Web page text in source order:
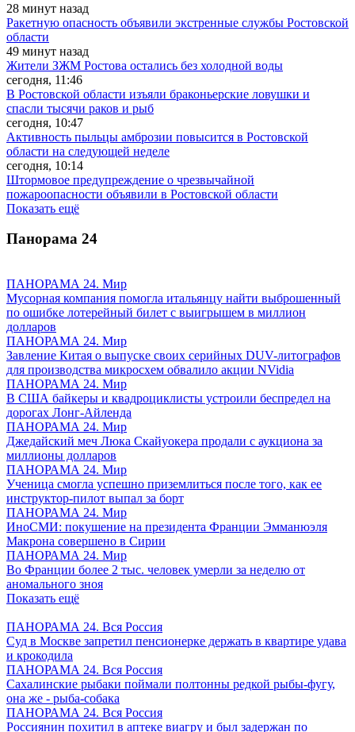
28 минут назад
Ракетную опасность объявили экстренные службы Ростовской
области
49 минут назад
Жители ЗЖМ Ростова остались без холодной воды
сегодня, 11:46
В Ростовской области изъяли браконьерские ловушки и
спасли тысячи раков и рыб
сегодня, 10:47
Активность пыльцы амброзии повысится в Ростовской
области на следующей неделе
сегодня, 10:14
Штормовое предупреждение о чрезвычайной
пожароопасности объявили в Ростовской области
Показать ещё
Панорама 24
ПАНОРАМА 24. Мир
Мусорная компания помогла итальянцу найти выброшенный
по ошибке лотерейный билет с выигрышем в миллион
долларов
ПАНОРАМА 24. Мир
Завление Китая о выпуске своих серийных DUV-литографов
для производства микросхем обвалило акции NVidia
ПАНОРАМА 24. Мир
В США байкеры и квадроциклисты устроили беспредел на
дорогах Лонг-Айленда
ПАНОРАМА 24. Мир
Джедайский меч Люка Скайуокера продали с аукциона за
миллионы долларов
ПАНОРАМА 24. Мир
Ученица смогла успешно приземлиться после того, как ее
инструктор-пилот выпал за борт
ПАНОРАМА 24. Мир
ИноСМИ: покушение на президента Франции Эмманюэля
Макрона совершено в Сирии
ПАНОРАМА 24. Мир
Во Франции более 2 тыс. человек умерли за неделю от
аномального зноя
Показать ещё
ПАНОРАМА 24. Вся Россия
Суд в Москве запретил пенсионерке держать в квартире удава
и крокодила
ПАНОРАМА 24. Вся Россия
Сахалинские рыбаки поймали полтонны редкой рыбы-фугу,
она же - рыба-собака
ПАНОРАМА 24. Вся Россия
Россиянин похитил в аптеке виагру и был задержан по